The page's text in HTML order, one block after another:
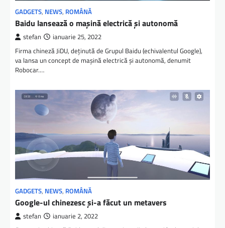
GADGETS, NEWS, ROMÂNĂ
Baidu lansează o mașină electrică și autonomă
stefan ianuarie 25, 2022
Firma chineză JiDU, deținută de Grupul Baidu (echivalentul Google),
va lansa un concept de mașină electrică și autonomă, denumit
Robocar.…
GADGETS, NEWS, ROMÂNĂ
Google-ul chinezesc şi-a făcut un metavers
stefan ianuarie 2, 2022